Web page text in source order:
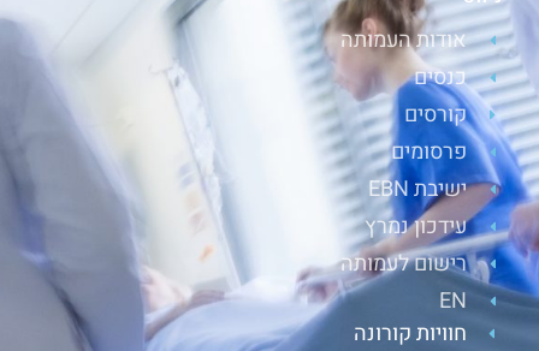
אודות העמותה
כנסים
קורסים
פרסומים
ישיבת EBN
עידכון נמרץ
רישום לעמותה
EN
חוויות קורונה